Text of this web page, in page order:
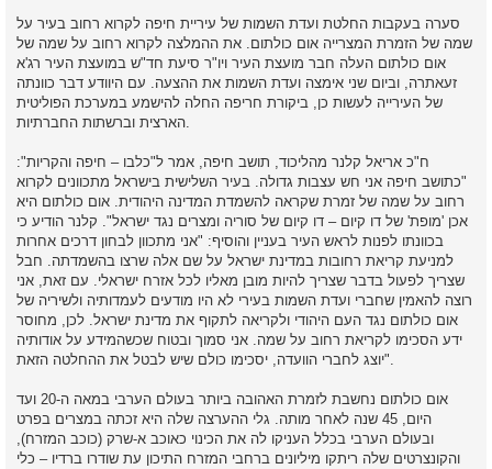
סערה בעקבות החלטת ועדת השמות של עיריית חיפה לקרוא רחוב בעיר על
שמה של הזמרת המצרייה אום כולתום. את ההמלצה לקרוא רחוב על שמה של
אום כולתום העלה חבר מועצת העיר ויו"ר סיעת חד"ש במועצת העיר רג'א
זעאתרה, וביום שני אימצה ועדת השמות את ההצעה. עם היוודע דבר כוונתה
של העירייה לעשות כן, ביקורת חריפה החלה להישמע במערכת הפוליטית
הארצית וברשתות החברתיות.
ח"כ אריאל קלנר מהליכוד, תושב חיפה, אמר ל"כלבו – חיפה והקריות":
"כתושב חיפה אני חש עצבות גדולה. בעיר השלישית בישראל מתכוונים לקרוא
רחוב על שמה של זמרת שקראה להשמדת המדינה היהודית. אום כולתום היא
אכן 'מופת' של דו קיום – דו קיום של סוריה ומצרים נגד ישראל". קלנר הודיע כי
בכוונתו לפנות לראש העיר בעניין והוסיף: "אני מתכוון לבחון דרכים אחרות
למניעת קריאת רחובות במדינת ישראל על שם אלה שרצו בהשמדתה. חבל
שצריך לפעול בדבר שצריך להיות מובן מאליו לכל אזרח ישראלי. עם זאת, אני
רוצה להאמין שחברי ועדת השמות בעירי לא היו מודעים לעמדותיה ולשיריה של
אום כולתום נגד העם היהודי ולקריאה לתקוף את מדינת ישראל. לכן, מחוסר
ידע הסכימו לקריאת רחוב על שמה. אני סמוך ובטוח שכשהמידע על אודותיה
יוצג לחברי הוועדה, יסכימו כולם שיש לבטל את ההחלטה הזאת".
אום כולתום נחשבת לזמרת האהובה ביותר בעולם הערבי במאה ה-20 ועד
היום, 45 שנה לאחר מותה. גלי ההערצה שלה היא זכתה במצרים בפרט
ובעולם הערבי בכלל העניקו לה את הכינוי כאוכב א-שרק (כוכב המזרח),
והקונצרטים שלה ריתקו מיליונים ברחבי המזרח התיכון עת שודרו ברדיו – כלי